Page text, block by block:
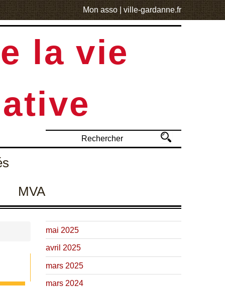
Mon asso| ville-gardanne.fr
la vie
MVA
mai 2025
avril 2025
mars 2025
mars 2024